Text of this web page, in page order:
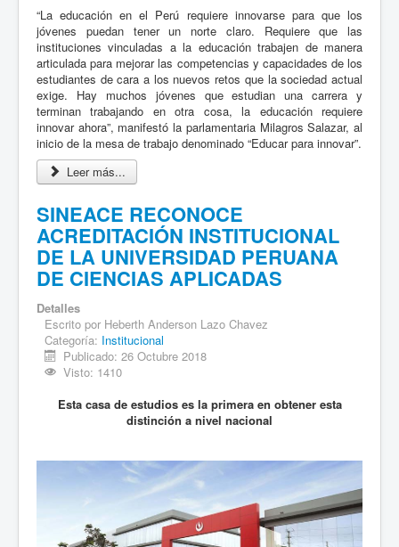
“La educación en el Perú requiere innovarse para que los
jóvenes puedan tener un norte claro. Requiere que las
instituciones vinculadas a la educación trabajen de manera
articulada para mejorar las competencias y capacidades de los
estudiantes de cara a los nuevos retos que la sociedad actual
exige. Hay muchos jóvenes que estudian una carrera y
terminan trabajando en otra cosa, la educación requiere
innovar ahora”, manifestó la parlamentaria Milagros Salazar, al
inicio de la mesa de trabajo denominado “Educar para innovar”.
Leer más...
SINEACE RECONOCE
ACREDITACIÓN INSTITUCIONAL
DE LA UNIVERSIDAD PERUANA
DE CIENCIAS APLICADAS
Detalles
Escrito por Heberth Anderson Lazo Chavez
Categoría: Institucional
Publicado: 26 Octubre 2018
Visto: 1410
Esta casa de estudios es la primera en obtener esta
distinción a nivel nacional